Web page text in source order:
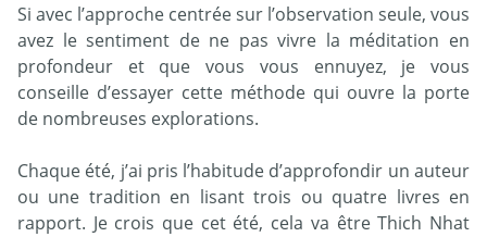
Si avec l’approche centrée sur l’observation seule, vous
avez le sentiment de ne pas vivre la méditation en
profondeur et que vous vous ennuyez, je vous
conseille d’essayer cette méthode qui ouvre la porte
de nombreuses explorations.
Chaque été, j’ai pris l’habitude d’approfondir un auteur
ou une tradition en lisant trois ou quatre livres en
rapport. Je crois que cet été, cela va être Thich Nhat